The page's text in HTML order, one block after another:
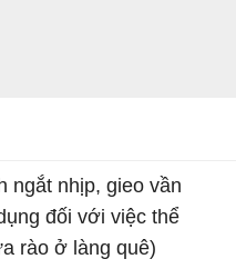
ngắt nhịp, gieo vần
đối với việc thể
rào ở làng quê)